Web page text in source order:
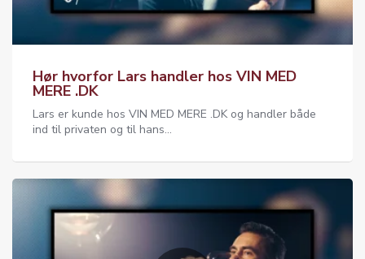
Hør hvorfor Lars handler hos VIN MED
MERE .DK
Lars er kunde hos VIN MED MERE .DK og handler både
ind til privaten og til hans...